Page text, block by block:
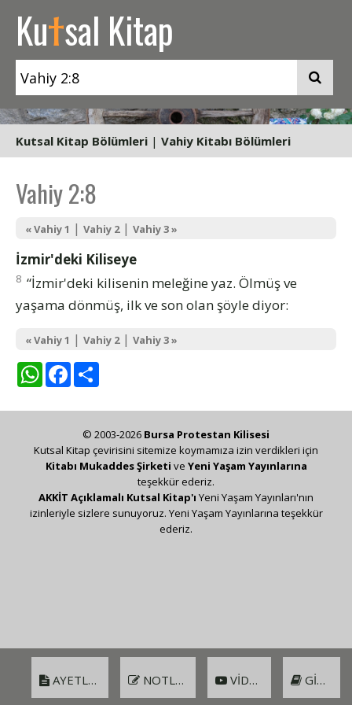
Kutsal Kitap
Kutsal Kitap Bölümleri | Vahiy Kitabı Bölümleri
Vahiy 2:8
« Vahiy 1 | Vahiy 2| Vahiy 3 »
İzmir'deki Kiliseye
8 “İzmir'deki kilisenin meleğine yaz. Ölmüş ve
yaşama dönmüş, ilk ve son olan şöyle diyor:
« Vahiy 1 | Vahiy 2| Vahiy 3 »
WhatsAppFacebook
AYETLER NOTLAR VIDEO GIRIŞ
© 2003-2026 Bursa Protestan Kilisesi
Kutsal Kitap çevirisini sitemize koymamıza izin verdikleri için
Kitabı Mukaddes Şirketi ve Yeni Yaşam Yayınlarına
teşekkür ederiz.
AKKİT Açıklamalı Kutsal Kitap'ı Yeni Yaşam Yayınları'nın
izinleriyle sizlere sunuyoruz. Yeni Yaşam Yayınlarına teşekkür
ederiz.